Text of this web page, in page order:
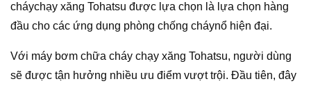
cháychạy xăng Tohatsu được lựa chọn là lựa chọn hàng
đầu cho các ứng dụng phòng chống cháynổ hiện đại.
Với máy bơm chữa cháy chạy xăng Tohatsu, người dùng
sẽ được tận hưởng nhiều ưu điểm vượt trội. Đầu tiên, đây